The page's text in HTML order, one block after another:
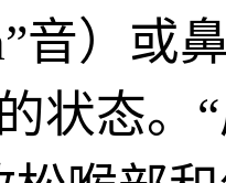
音）或
状态。